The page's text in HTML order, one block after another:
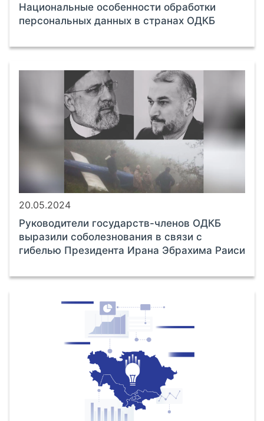
Национальные особенности обработки
персональных данных в странах ОДКБ
20.05.2024
Руководители государств-членов ОДКБ
выразили соболезнования в связи с
гибелью Президента Ирана Эбрахима Раиси